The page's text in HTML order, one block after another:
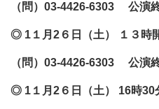
（問）03-4426-6303 公演
◎ 1１月2６日（土） １３時
（問）03-4426-6303 公演
◎ 1１月2６日（土） 16時30